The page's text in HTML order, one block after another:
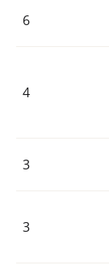
6
4
3
3